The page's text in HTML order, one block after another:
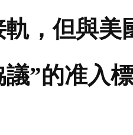
，但與美
”的准入